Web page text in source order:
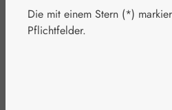
Regulärer Preis:
7,50 €
Die mit einem Stern (*)
Pflichtfelder.